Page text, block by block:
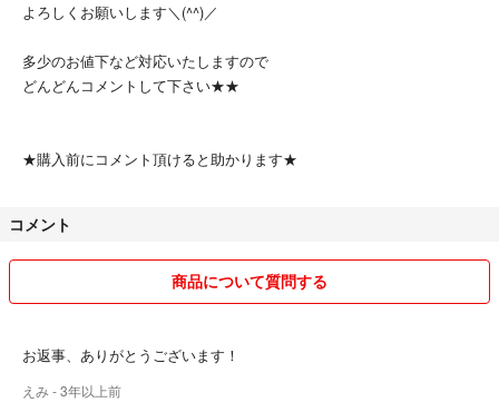
よろしくお願いします＼(^^)／
多少のお値下など対応いたしますので
どんどんコメントして下さい★★
★購入前にコメント頂けると助かります★
コメント
商品について質問する
お返事、ありがとうございます！
えみ- 3年以上前